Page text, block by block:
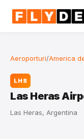
Aeroporturi/America
LHS
Las Heras
Las Heras, Argentina